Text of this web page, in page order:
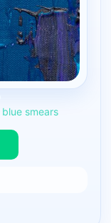
blue smears